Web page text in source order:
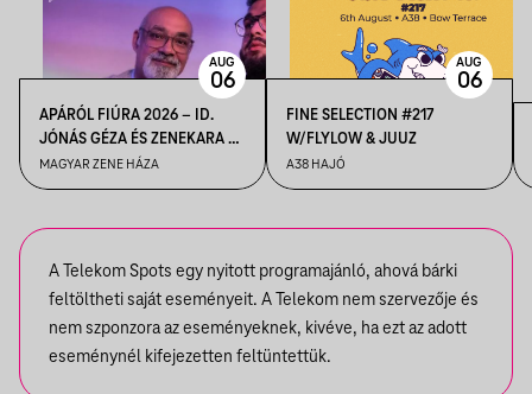
APÁRÓL FIÚRA 2026 – ID.
JÓNÁS GÉZA ÉS ZENEKARA &
IFJ. JÓNÁS GÉZA ÉS
ZENEKARA, VENDÉG: ROBY
MAGYAR ZENE HÁZA
AUG
06
FINE SELECTION #217
W/FLYLOW & JUUZ
A38 HAJÓ
AUG
06
A Telekom Spots egy nyitott programajánló, ahová bárki
feltöltheti saját eseményeit. A Telekom nem szervezője és
nem szponzora az eseményeknek, kivéve, ha ezt az adott
eseménynél kifejezetten feltüntettük.